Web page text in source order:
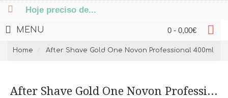
0 - 0,00€
MENU
Home After Shave Gold One Novon Professional 400ml
After Shave Gold One Novon Professional 400ml